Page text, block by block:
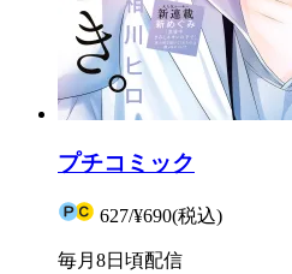
プチコミック
627/¥690(税込)
毎月8日頃配信